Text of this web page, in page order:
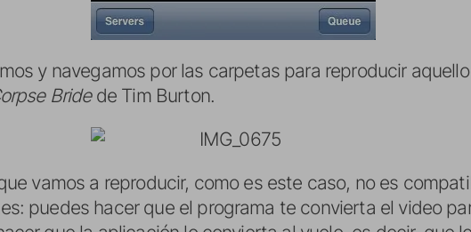
y navegamos por las carpetas para reproducir
Bridede Tim Burton.
vamos a reproducir, como es este caso, no es
puedes hacer que el programa te convierta el video